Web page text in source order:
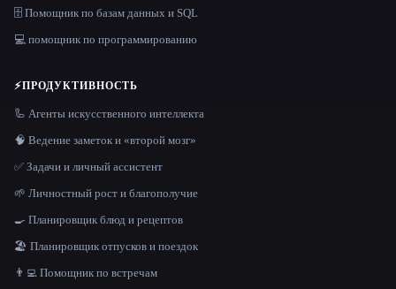
🗄️ Помощник по базам данных и SQL
💻 помощник по программированию
⚡ПРОДУКТИВНОСТЬ
🦾 Агенты искусственного интеллекта
🧠 Ведение заметок и «второй мозг»
✅ Задачи и личный ассистент
🌱 Личностный рост и благополучие
🍳 Планировщик блюд и рецептов
🏖 Планировщик отпусков и поездок
👨‍💻 Помощник по встречам